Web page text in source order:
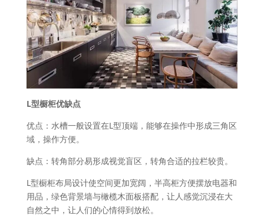
L型橱柜优缺点
优点：水槽一般设置在L型顶端，能够在操作中形成三角区
域，操作方便。
缺点：转角部分易形成视觉盲区，转角合适的拉栏较贵。
L型橱柜布局设计使空间更加宽阔，半高柜方便摆放电器和
用品，绿色背景墙与橄榄木面板搭配，让人感觉沉浸在大
自然之中，让人们的心情得到放松。